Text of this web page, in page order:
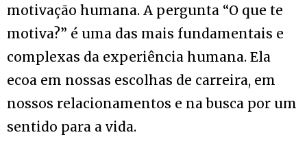
motivação humana. A pergunta “O que te
motiva?” é uma das mais fundamentais e
complexas da experiência humana. Ela
ecoa em nossas escolhas de carreira, em
nossos relacionamentos e na busca por um
sentido para a vida.